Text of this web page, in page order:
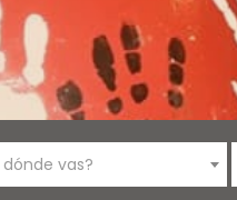
dónde vas?